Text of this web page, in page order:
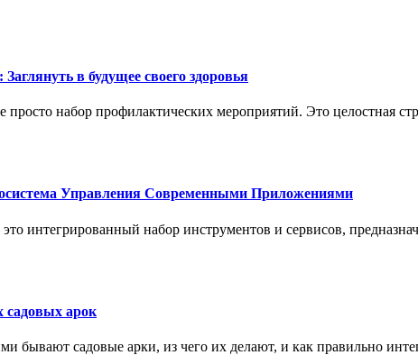
в будущее своего здоровья
набор профилактических мероприятий. Это целостная
Управления Современными Приложениями
интегрированный набор инструментов и сервисов,
садовых арок
бывают садовые арки, из чего их делают, и как правильно